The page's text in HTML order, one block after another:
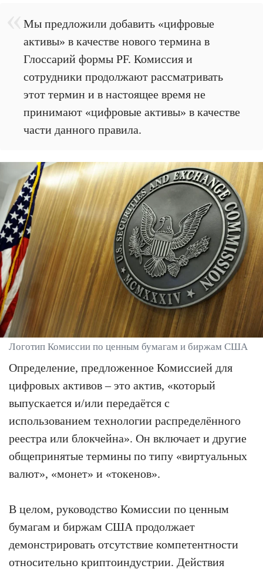
Мы предложили добавить «цифровые
активы» в качестве нового термина в
Глоссарий формы PF. Комиссия и
сотрудники продолжают рассматривать
этот термин и в настоящее время не
принимают «цифровые активы» в качестве
части данного правила.
Логотип Комиссии по ценным бумагам и биржам США
Определение, предложенное Комиссией для
цифровых активов – это актив, «который
выпускается и/или передаётся с
использованием технологии распределённого
реестра или блокчейна». Он включает и другие
общепринятые термины по типу «виртуальных
валют», «монет» и «токенов».
В целом, руководство Комиссии по ценным
бумагам и биржам США продолжает
демонстрировать отсутствие компетентности
относительно криптоиндустрии. Действия